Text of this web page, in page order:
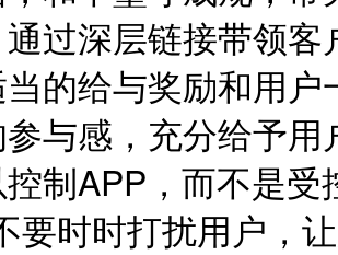
通过深层链接带领
的给与奖励和用
参与感，充分给予
制APP，而不是受
时时打扰用户，